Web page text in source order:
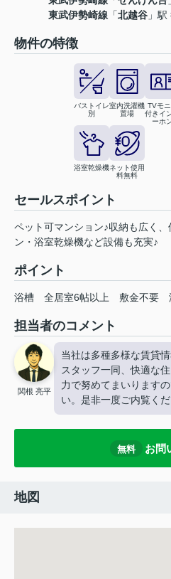
東武伊勢崎線 「北越谷 」
物件の特徴
バストイレ
別
室内洗濯機
置場
TVモ
付きイ
ーホ
浴室乾燥機ネット使用
料無料
セールスポイント
ペット可マンション♪収納も広く
ン・浴室乾燥機など設備も充実♪
ポイント
浴槽 全居室6帖以上 敷金不要
担当者のコメント
関根 亮平
当社は多種多様な賃貸
スタッフ一同、快適な
力で努めてまいります
い。是非一度ご内覧くだ
無料 お問
地図